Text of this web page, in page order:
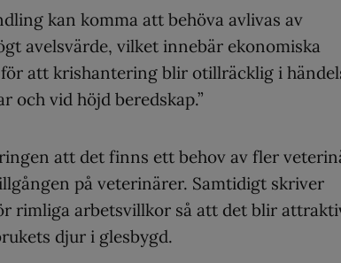
kan komma att behöva avlivas av
avelsvärde, vilket innebär ekonomiska
att krishantering blir otillräcklig i
och vid höjd beredskap.”
att det finns ett behov av fler
på veterinärer. Samtidigt skriver
rimliga arbetsvillkor så att det blir
djur i glesbygd.